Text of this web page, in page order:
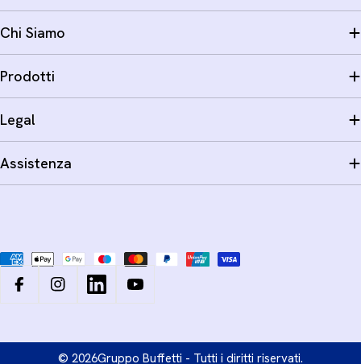
Chi Siamo
Prodotti
Legal
Assistenza
Metodi
di
pagamento
FacebookInstagramLinkedInYouTube
© 2026Gruppo Buffetti - Tutti i diritti riservati.